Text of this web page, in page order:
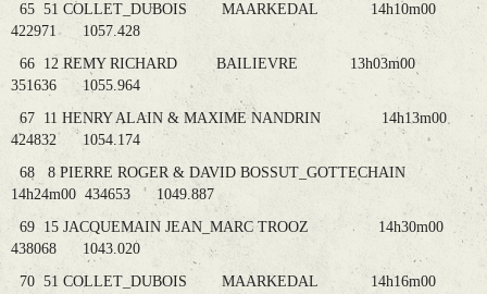
65 51 COLLET_DUBOIS MAARKEDAL 14h10m00
422971 1057.428
66 12 REMY RICHARD BAILIEVRE 13h03m00
351636 1055.964
67 11 HENRY ALAIN & MAXIME NANDRIN 14h13m00
424832 1054.174
68 8 PIERRE ROGER & DAVID BOSSUT_GOTTECHAIN
14h24m00 434653 1049.887
69 15 JACQUEMAIN JEAN_MARC TROOZ 14h30m00
438068 1043.020
70 51 COLLET_DUBOIS MAARKEDAL 14h16m00